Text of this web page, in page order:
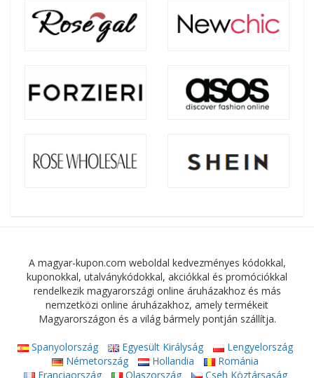
A magyar-kupon.com weboldal kedvezményes kódokkal,
kuponokkal, utalványkódokkal, akciókkal és promóciókkal
rendelkezik magyarországi online áruházakhoz és más
nemzetközi online áruházakhoz, amely termékeit
Magyarországon és a világ bármely pontján szállítja.
Spanyolország Egyesült Királyság
Lengyelország
Németország
Hollandia
Románia
Franciaország
Olaszország Cseh Köztársaság